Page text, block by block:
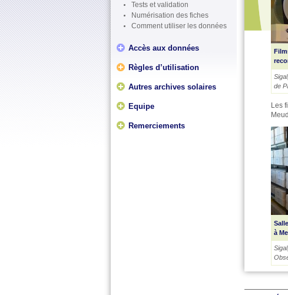
Tests et validation
Numérisation des fiches
Comment utiliser les données
Accès aux données
Règles d’utilisation
Autres archives solaires
Equipe
Remerciements
de
Les
à